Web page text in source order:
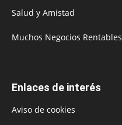
Salud y Amistad
Muchos Negocios Rentables
Enlaces de interés
Aviso de cookies